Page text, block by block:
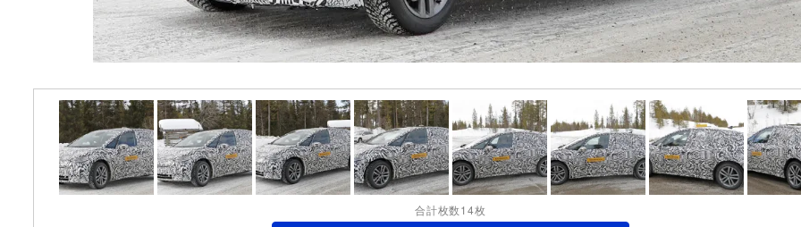
合計枚数14枚